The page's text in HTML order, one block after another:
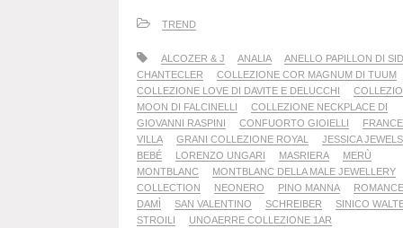
TREND
ALCOZER & J ANALIA
ANELLO PAPILLON DI
CHANTECLER
COLLEZIONE COR MAGNUM DI TUUM
COLLEZIONE LOVE DI DAVITE E DELUCCHI
MOON DI FALCINELLI
COLLEZIONE NECKPLACE DI
GIOVANNI RASPINI
CONFUORTO GIOIELLI
VILLA
GRANI COLLEZIONE ROYAL JESSICA JEWELS
BEBÉ
LORENZO UNGARI MASRIERA
MERÙ
MONTBLANC
MONTBLANC DELLA MALE JEWELLERY
COLLECTION
NEONERO PINO MANNA
DAMÌ
SAN VALENTINO SCHREIBER
SINICO
STROILI
UNOAERRE COLLEZIONE 1AR